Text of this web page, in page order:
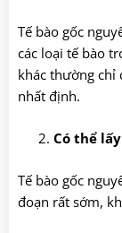
Tế bào gốc
các loại tế bào
khác thường chỉ
nhất định.
Có thể
Tế bào gốc
đoạn rất sớm,